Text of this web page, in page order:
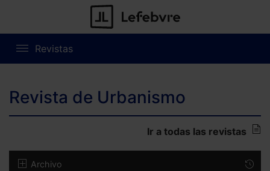
Revistas
Revista de Urbanismo
Ir a todas las revistas
Archivo